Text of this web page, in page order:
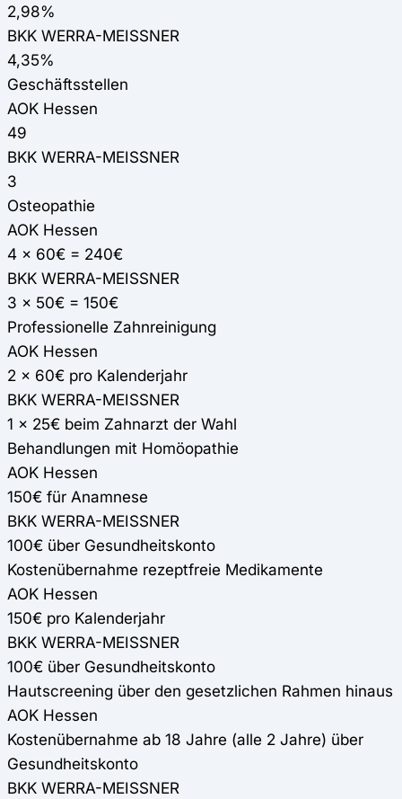
2,98%
BKK WERRA-MEISSNER
4,35%
Geschäftsstellen
AOK Hessen
49
BKK WERRA-MEISSNER
3
Osteopathie
AOK Hessen
4 x 60€ = 240€
BKK WERRA-MEISSNER
3 x 50€ = 150€
Professionelle Zahnreinigung
AOK Hessen
2 x 60€ pro Kalenderjahr
BKK WERRA-MEISSNER
1 x 25€ beim Zahnarzt der Wahl
Behandlungen mit Homöopathie
AOK Hessen
150€ für Anamnese
BKK WERRA-MEISSNER
100€ über Gesundheitskonto
Kostenübernahme rezeptfreie Medikamente
AOK Hessen
150€ pro Kalenderjahr
BKK WERRA-MEISSNER
100€ über Gesundheitskonto
Hautscreening über den gesetzlichen Rahmen hinaus
AOK Hessen
Kostenübernahme ab 18 Jahre (alle 2 Jahre) über
Gesundheitskonto
BKK WERRA-MEISSNER